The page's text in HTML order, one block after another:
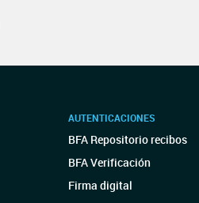
AUTENTICACIONES
BFA Repositorio recibos
BFA Verificación
Firma digital